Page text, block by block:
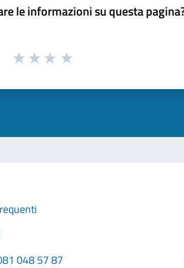
le informazioni su questa
048 57 87